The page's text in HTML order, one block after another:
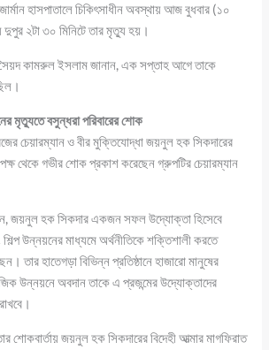
হাসপাতালে চিকিৎসাধীন অবস্থায় আজ বুধবার (১০
দুপুর ২টা ৩০ মিনিটে তার মৃত্যু হয়।
কামরুল ইসলাম জানান, এক সপ্তাহ আগে তাকে
মৃত্যুতে বসুন্ধরা পরিবারের শোক
চেয়ারম্যান ও বীর মুক্তিযোদ্ধা জয়নুল হক সিকদারের
থেকে গভীর শোক প্রকাশ করেছেন গ্রুপটির চেয়ারম্যান
জয়নুল হক সিকদার একজন সফল উদ্যোক্তা হিসেবে
উন্নয়নের মাধ্যমে অর্থনীতিকে শক্তিশালী করতে
তার হাতেগড়া বিভিন্ন প্রতিষ্ঠানে হাজারো মানুষের
উন্নয়নে অবদান তাকে এ প্রজন্মের উদ্যোক্তাদের
জয়নুল হক সিকদারের বিদেহী আত্মার মাগফিরাত